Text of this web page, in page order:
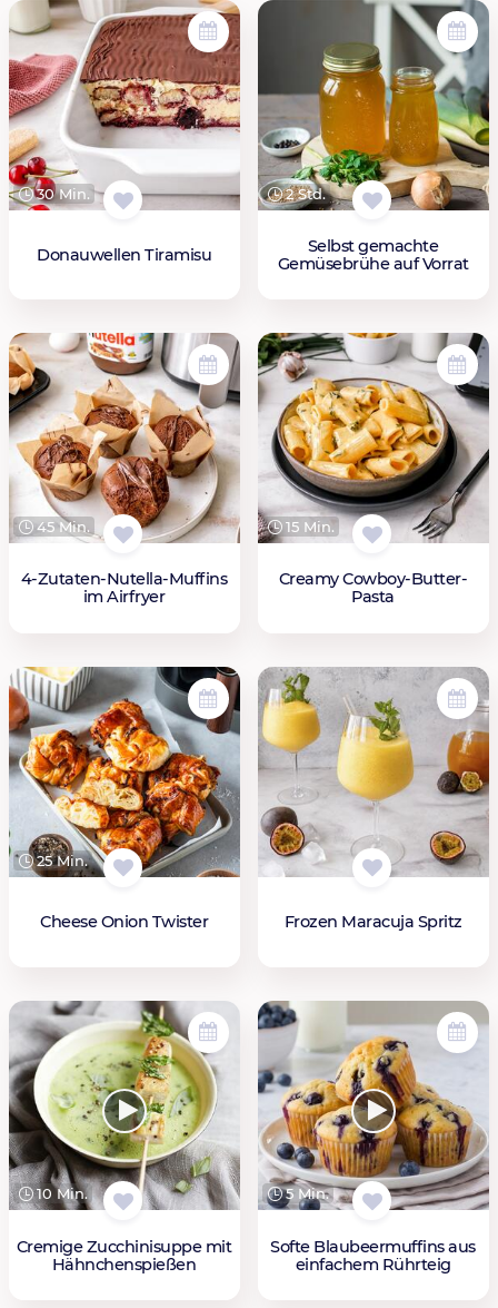
30 Min.
Donauwellen Tiramisu
2 Std.
Selbst gemachte
Gemüsebrühe auf Vorrat
45 Min.
4-Zutaten-Nutella-Muffins
im Airfryer
15 Min.
Creamy Cowboy-Butter-
Pasta
25 Min.
Cheese Onion Twister Frozen Maracuja Spritz
10 Min.
Cremige Zucchinisuppe mit
Hähnchenspießen
5 Min.
Softe Blaubeermuffins aus
einfachem Rührteig